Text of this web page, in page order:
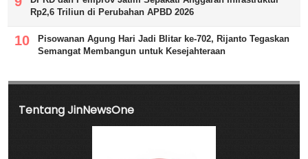
Rp2,6 Triliun di Perubahan APBD 2026
Pisowanan Agung Hari Jadi Blitar ke-702, Rijanto Tegaskan
Semangat Membangun untuk Kesejahteraan
Tentang JinNewsOne